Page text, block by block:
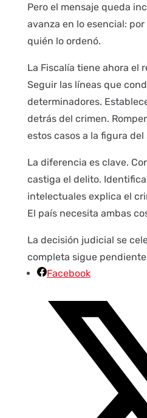
Pero el mensaje queda
avanza en lo esencial:
quién lo ordenó.
La Fiscalía tiene ahora el
Seguir las líneas que
determinadores.
detrás del crimen.
estos casos a la figura del
La diferencia es clave.
castiga el delito.
intelectuales explica el
El país necesita ambas
La decisión judicial se
completa sigue
Facebook